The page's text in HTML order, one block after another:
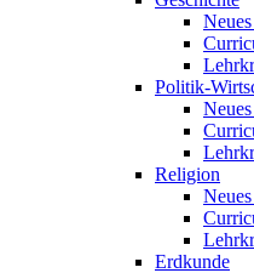
Politik-
Religion
Erdkunde